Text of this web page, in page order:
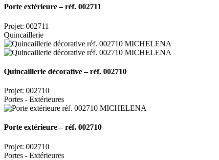
Porte extérieure – réf. 002711
Projet: 002711
Quincaillerie
Quincaillerie décorative – réf. 002710
Projet: 002710
Portes - Extérieures
Porte extérieure – réf. 002710
Projet: 002710
Portes - Extérieures